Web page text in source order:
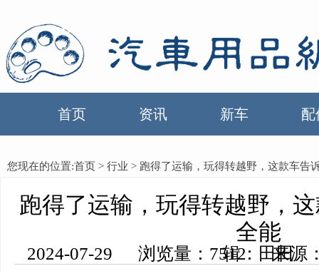
首页 资讯 新车 配
您现在的位置:首页 > 行业 > 跑得了运输，玩得转越野，这款车告
跑得了运输，玩得转越野，
全能
2024-07-29 浏览量：7512 来源：中国汽车用品网 编辑：田田